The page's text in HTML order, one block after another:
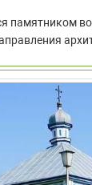
памятником